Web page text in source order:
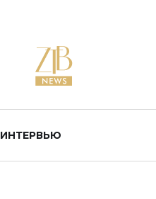
ИНТЕРВЬЮ